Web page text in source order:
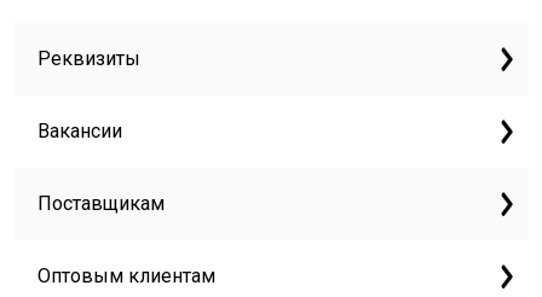
Реквизиты
Вакансии
Поставщикам
Оптовым клиентам